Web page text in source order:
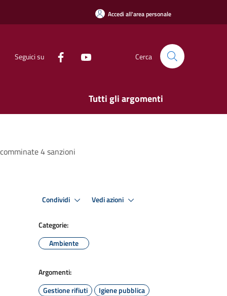
Accedi all'area personale
Seguici su Cerca
Tutti gli argomenti
4 sanzioni
Condividi Vedi azioni
Categorie:
Ambiente
Argomenti:
Gestione rifiuti
Igiene pubblica